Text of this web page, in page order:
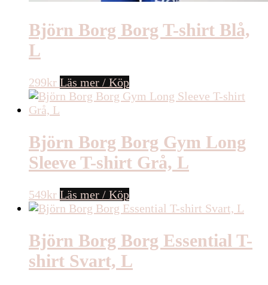
Björn Borg Borg T-shirt Blå,
L
299kr Läs mer / Köp
Björn Borg Borg Gym Long
Sleeve T-shirt Grå, L
549kr Läs mer / Köp
Björn Borg Borg Essential T-
shirt Svart, L